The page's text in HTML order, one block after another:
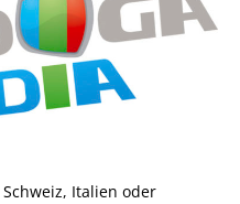
Italien oder